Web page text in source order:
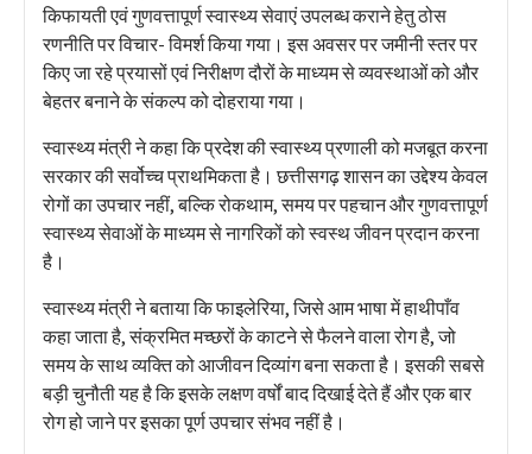
किफायती एवं गुणवत्तापूर्ण स्वास्थ्य सेवाएं उपलब्ध कराने हेतु ठोस
रणनीति पर विचार- विमर्श किया गया। इस अवसर पर जमीनी स्तर पर
किए जा रहे प्रयासों एवं निरीक्षण दौरों के माध्यम से व्यवस्थाओं को और
बेहतर बनाने के संकल्प को दोहराया गया।
स्वास्थ्य मंत्री ने कहा कि प्रदेश की स्वास्थ्य प्रणाली को मजबूत करना
सरकार की सर्वोच्च प्राथमिकता है। छत्तीसगढ़ शासन का उद्देश्य केवल
रोगों का उपचार नहीं, बल्कि रोकथाम, समय पर पहचान और गुणवत्तापूर्ण
स्वास्थ्य सेवाओं के माध्यम से नागरिकों को स्वस्थ जीवन प्रदान करना
है।
स्वास्थ्य मंत्री ने बताया कि फाइलेरिया, जिसे आम भाषा में हाथीपाँव
कहा जाता है, संक्रमित मच्छरों के काटने से फैलने वाला रोग है, जो
समय के साथ व्यक्ति को आजीवन दिव्यांग बना सकता है। इसकी सबसे
बड़ी चुनौती यह है कि इसके लक्षण वर्षों बाद दिखाई देते हैं और एक बार
रोग हो जाने पर इसका पूर्ण उपचार संभव नहीं है।